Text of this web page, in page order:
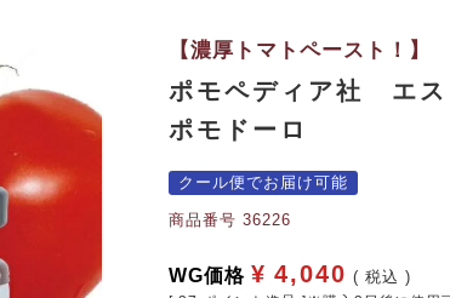
【濃厚トマトペースト！】
ポモペディア社 エス
ポモドーロ
クール便でお届け可能
商品番号 36226
WG価格 ¥ 4,040 税込